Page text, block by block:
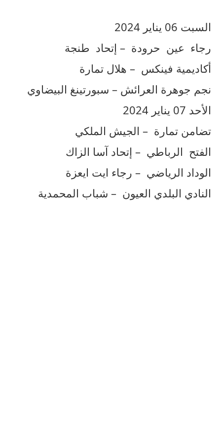
السبت 06 يناير 2024
رجاء عين حرودة – إتحاد طنجة
أكاديمية فينكس – هلال تمارة
نجم جوهرة العرائش – سبورتينغ البيضاوي
الأحد 07 يناير 2024
تضامن تمارة – الجيش الملكي
الفتح الرباطي – إتحاد آسا الزاك
الوداد الرياضي – رجاء ايت ايعزة
النادي البلدي العيون – شباب المحمدية